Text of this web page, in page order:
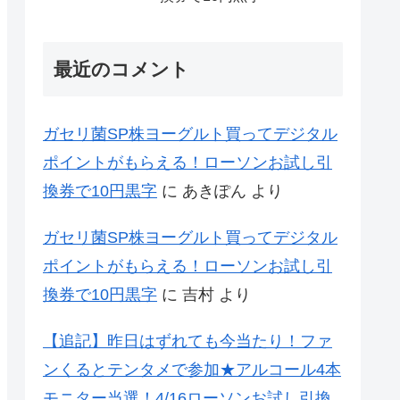
最近のコメント
ガセリ菌SP株ヨーグルト買ってデジタル
ポイントがもらえる！ローソンお試し引
換券で10円黒字 に あきぽん より
ガセリ菌SP株ヨーグルト買ってデジタル
ポイントがもらえる！ローソンお試し引
換券で10円黒字 に 吉村 より
【追記】昨日はずれても今当たり！ファ
ンくるとテンタメで参加★アルコール4本